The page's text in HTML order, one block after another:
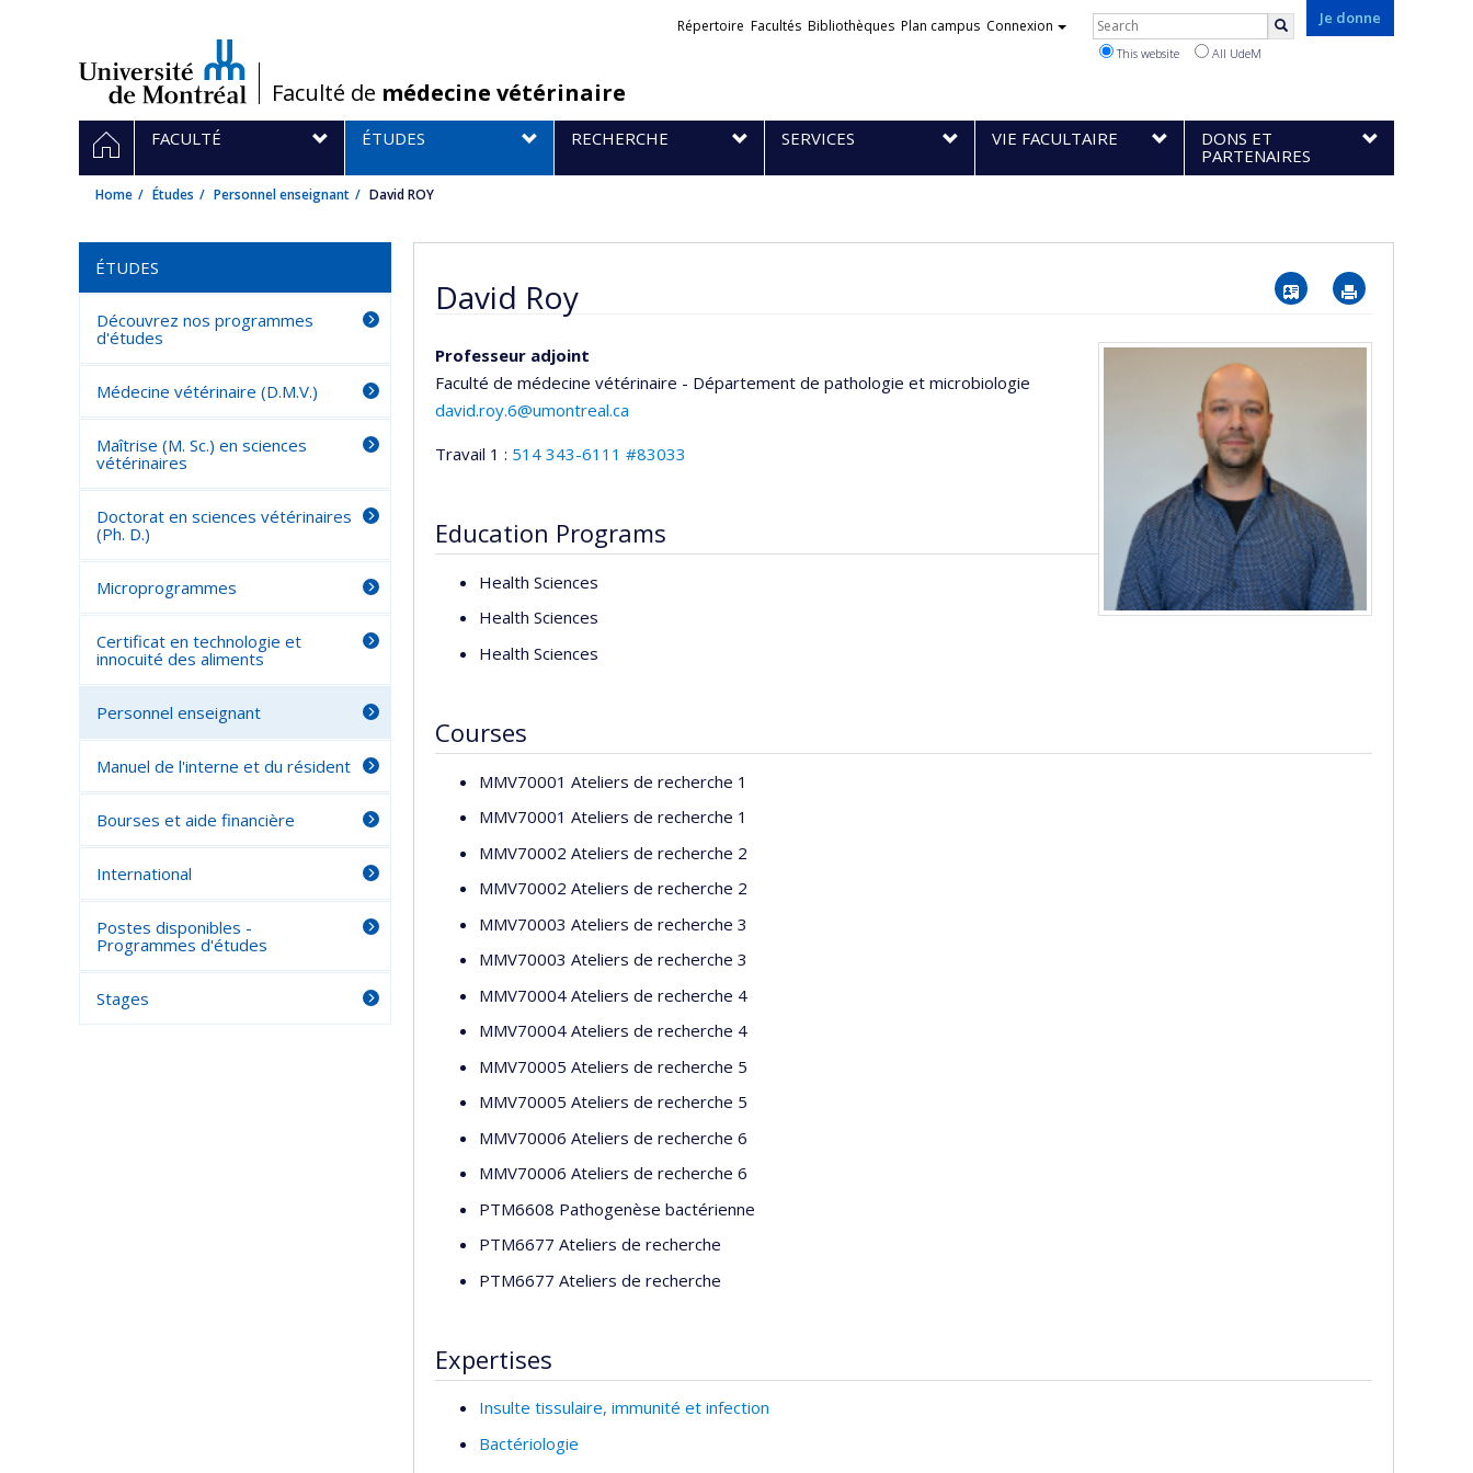
/Faculté de médecine vétérinaire
Je donne
Liens
Répertoire Facultés Bibliothèques Plan campus Connexion Rechercher
This website All UdeM
Navigation
principale
HOMEFACULTÉ ÉTUDES RECHERCHE SERVICES VIE FACULTAIRE
DONS ET
PARTENAIRES
Home Études Personnel enseignant David ROY
David Roy Vcard
Professeur adjoint
Faculté de médecine vétérinaire - Département de pathologie et microbiologie
david.roy.6@umontreal.ca
Travail 1 : 514 343-6111 #83033
Education Programs
Health Sciences
Health Sciences
Health Sciences
Courses
MMV70001 Ateliers de recherche 1
MMV70001 Ateliers de recherche 1
MMV70002 Ateliers de recherche 2
MMV70002 Ateliers de recherche 2
MMV70003 Ateliers de recherche 3
MMV70003 Ateliers de recherche 3
MMV70004 Ateliers de recherche 4
MMV70004 Ateliers de recherche 4
MMV70005 Ateliers de recherche 5
MMV70005 Ateliers de recherche 5
MMV70006 Ateliers de recherche 6
MMV70006 Ateliers de recherche 6
PTM6608 Pathogenèse bactérienne
PTM6677 Ateliers de recherche
PTM6677 Ateliers de recherche
Expertises
Insulte tissulaire, immunité et infection
Bactériologie
ÉTUDES
Découvrez nos programmes
d'études
Médecine vétérinaire (D.M.V.)
Maîtrise (M. Sc.) en sciences
vétérinaires
Doctorat en sciences vétérinaires
(Ph. D.)
Microprogrammes
Certificat en technologie et
innocuité des aliments
Personnel enseignant
Manuel de l'interne et du résident
Bourses et aide financière
International
Postes disponibles -
Programmes d'études
Stages